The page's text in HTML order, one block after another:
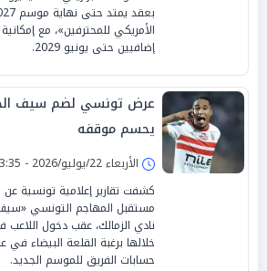
الأمريكي للمحترفين»، مع
إضافيين حتى يونيو 2029.
عرض تونسي لضم سيف
يحسم موقفه
الأربعاء 22/يوليو/2026 - 03:35 م
كشفت تقارير إعلامية تونسية
مستقبل المهاجم التونسي «سيف
نادي الزمالك، عقب دخول اللاعب
خلالها برغبة القلعة البيضاء في
حسابات الفريق للموسم الجديد.